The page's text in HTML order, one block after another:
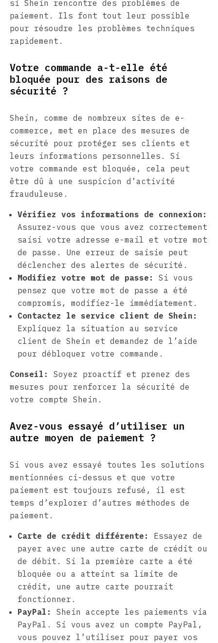
si Shein rencontre des problèmes de
paiement. Ils font tout leur possible
pour résoudre les problèmes techniques
rapidement.
Votre commande a-t-elle été
bloquée pour des raisons de
sécurité ?
Shein, comme de nombreux sites de e-
commerce, met en place des mesures de
sécurité pour protéger ses clients et
leurs informations personnelles. Si
votre commande est bloquée, cela peut
être dû à une suspicion d’activité
frauduleuse.
Vérifiez vos informations de connexion:
Assurez-vous que vous avez correctement
saisi votre adresse e-mail et votre mot
de passe. Une erreur de saisie peut
déclencher des alertes de sécurité.
Modifiez votre mot de passe:
Si vous
pensez que votre mot de passe a été
compromis, modifiez-le immédiatement.
Contactez le service client de Shein:
Expliquez la situation au service
client de Shein et demandez de l’aide
pour débloquer votre commande.
Conseil:
Soyez proactif et prenez des
mesures pour renforcer la sécurité de
votre compte Shein.
Avez-vous essayé d’utiliser un
autre moyen de paiement ?
Si vous avez essayé toutes les solutions
mentionnées ci-dessus et que votre
paiement est toujours refusé, il est
temps d’explorer d’autres méthodes de
paiement.
Carte de crédit différente:
Essayez de
payer avec une autre carte de crédit ou
de débit. Si la première carte a été
bloquée ou a atteint sa limite de
crédit, une autre carte pourrait
fonctionner.
PayPal:
Shein accepte les paiements via
PayPal. Si vous avez un compte PayPal,
vous pouvez l’utiliser pour payer vos